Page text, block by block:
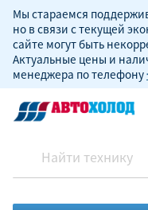
Мы стараемся
но в связи с текущей
сайте могут быть
Актуальные цены и
менеджера по телефону